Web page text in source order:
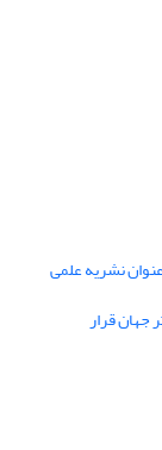
نشریه علمی
جهان قرار